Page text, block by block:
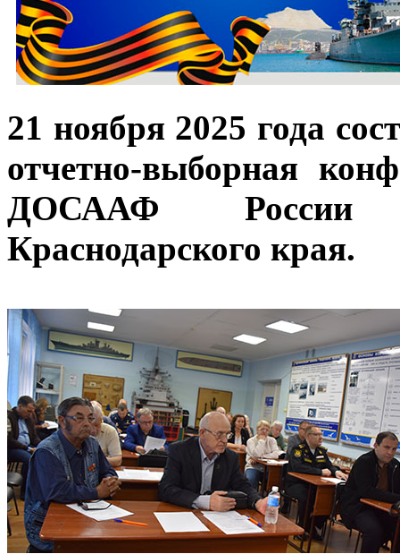
21 ноября 2025 года
отчетно-выборная
ДОСААФ России
Краснодарского края.